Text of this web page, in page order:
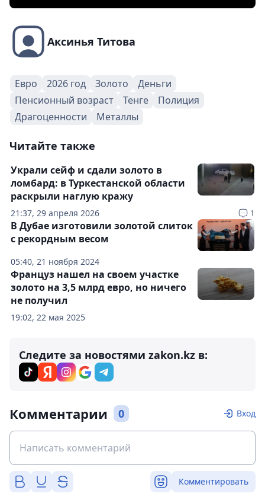
Аксинья Титова
Евро 2026 год Золото
Деньги
Пенсионный возраст
Тенге
Полиция
Драгоценности
Металлы
Читайте также
21:37, 29 апреля 2026 1
Украли сейф и сдали золото в
ломбард: в Туркестанской области
раскрыли наглую кражу
05:40, 21 ноября 2024
В Дубае изготовили золотой слиток
с рекордным весом
19:02, 22 мая 2025
Француз нашел на своем участке
золото на 3,5 млрд евро, но ничего
не получил
Следите за новостями zakon.kz в:
Комментарии 0 Вход
Комментировать